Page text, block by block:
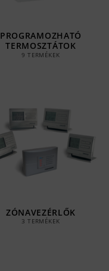
PROGRAMOZHATÓ
TERMOSZTÁTOK
9 TERMÉKEK
ZÓNAVEZÉRLŐK
3 TERMÉKEK